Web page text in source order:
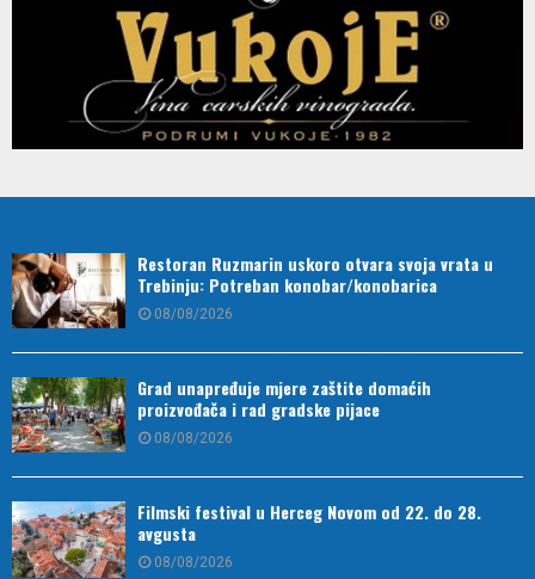
Restoran Ruzmarin uskoro otvara svoja vrata u
Trebinju: Potreban konobar/konobarica
08/08/2026
Grad unapređuje mjere zaštite domaćih
proizvođača i rad gradske pijace
08/08/2026
Filmski festival u Herceg Novom od 22. do 28.
avgusta
08/08/2026